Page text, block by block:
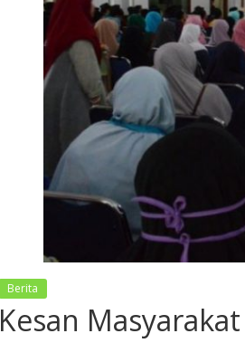
Berita
Kesan